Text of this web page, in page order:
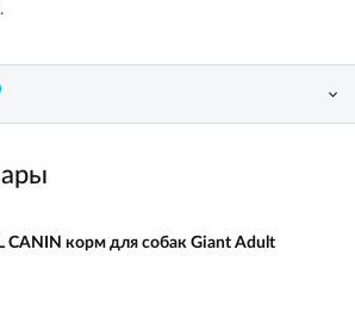
CANIN корм для собак Giant Adult